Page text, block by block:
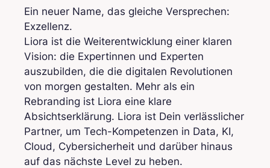
Ein neuer Name, das gleiche Versprechen:
Exzellenz.
Liora ist die Weiterentwicklung einer klaren
Vision: die Expertinnen und Experten
auszubilden, die die digitalen Revolutionen
von morgen gestalten. Mehr als ein
Rebranding ist Liora eine klare
Absichtserklärung. Liora ist Dein verlässlicher
Partner, um Tech-Kompetenzen in Data, KI,
Cloud, Cybersicherheit und darüber hinaus
auf das nächste Level zu heben.